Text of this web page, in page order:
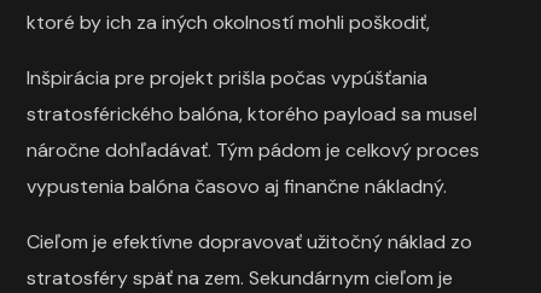
ktoré by ich za iných okolností mohli poškodiť,
Inšpirácia pre projekt prišla počas vypúšťania
stratosférického balóna, ktorého payload sa musel
náročne dohľadávať. Tým pádom je celkový proces
vypustenia balóna časovo aj finančne nákladný.
Cieľom je efektívne dopravovať užitočný náklad zo
stratosféry späť na zem. Sekundárnym cieľom je